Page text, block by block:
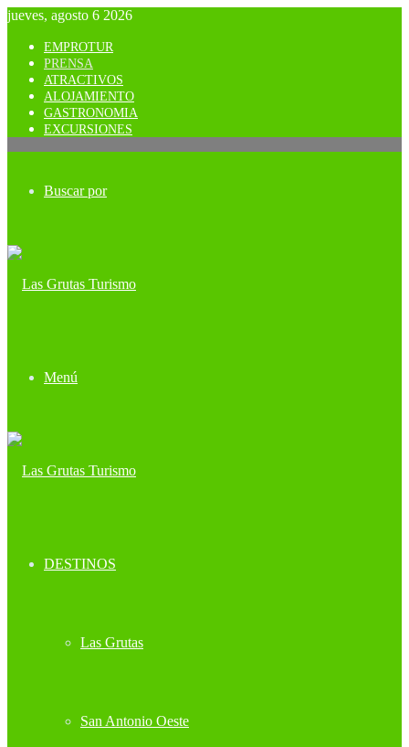
jueves, agosto 6 2026
EMPROTUR
PRENSA
ATRACTIVOS
ALOJAMIENTO
GASTRONOMIA
EXCURSIONES
Buscar por
Menú
DESTINOS
Las Grutas
San Antonio Oeste